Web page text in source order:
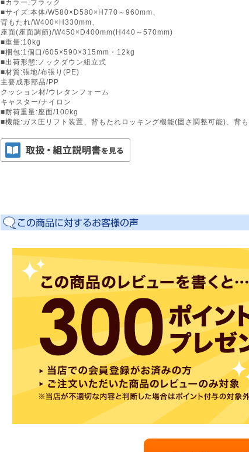
■カラー:ブラック
■サイズ:本体/W580×D580×H770～960mm、
背もたれ/W400×H330mm、
座面(座面調節)/W450×D400mm(H440～570mm)
■重量:10kg
■梱包:1個口/605×590×315mm・12kg
■出荷形態:ノックダウン組立式
■材質:張地/布張り(PE)
主要成形部品/PP
クッション材/ウレタンフォーム
キャスター/ナイロン
■耐荷重量:座面/100kg
■機能:ガス圧リフト装置、背もたれロッキング機能(固さ調整可能)、背